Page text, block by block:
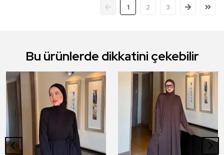
1 2 3
Bu ürünlerde dikkatini çekebilir